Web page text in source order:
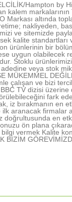
Hampton by
kalem
Markası altında
nakliyeden,
ve sitemizde
kalite
ürünlerinin bir
uygun olabilecek
Stoklu
veya stok
MÜKEMMEL
çalışan ve bizi
BBC TV dizisi
fark
iz bırakmanın en
ilk aranacak
en
ön plana
vermek Kalite
BİZİM